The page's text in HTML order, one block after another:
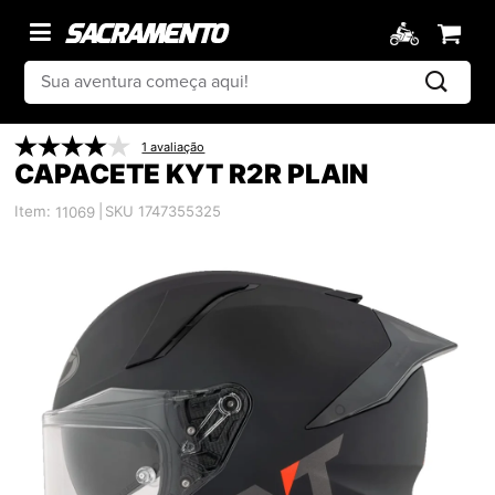
1 avaliação
CAPACETE KYT R2R PLAIN
Item: 11069 SKU 1747355325